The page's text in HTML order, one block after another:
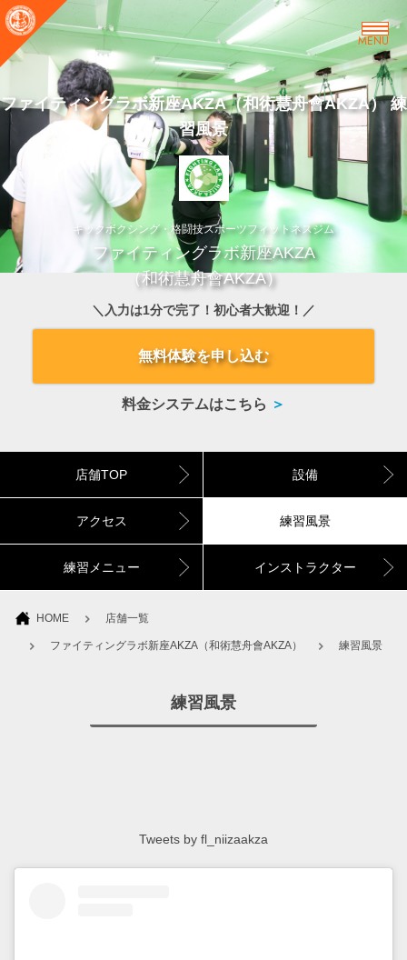
MENU
ファイティングラボ新座AKZA（和術慧舟會AKZA） 練
習風景
キックボクシング・格闘技スポーツフィットネスジム
ファイティングラボ新座AKZA
（和術慧舟會AKZA）
＼入力は1分で完了！初心者大歓迎！／
無料体験を申し込む
料金システムはこちら
店舗TOP 設備
アクセス 練習風景
練習メニュー インストラクター
HOME 店舗一覧
ファイティングラボ新座AKZA（和術慧舟會AKZA） 練習風景
練習風景
Tweets by fl_niizaakza